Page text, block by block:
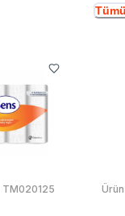
TM020125